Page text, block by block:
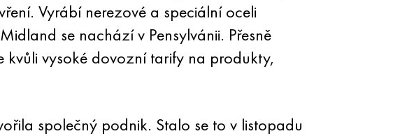
Vyrábí nerezové a speciální oceli
se nachází v Pensylvánii. Přesně
kvůli vysoké dovozní tarify na produkty,
společný podnik. Stalo se to v listopadu